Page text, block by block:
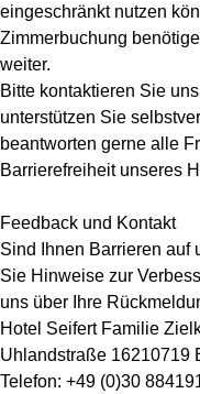
eingeschränkt nutzen
Zimmerbuchung
weiter.
Bitte kontaktieren Sie
unterstützen Sie
beantworten gerne alle
Barrierefreiheit unseres
Feedback und Kontakt
Sind Ihnen Barrieren auf
Sie Hinweise zur
uns über Ihre
Hotel Seifert Familie
Uhlandstraße 16210719
Telefon: +49 (0)30